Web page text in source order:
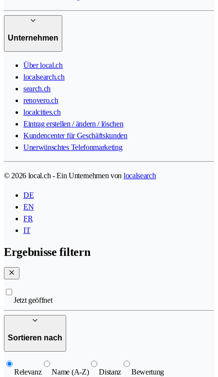
Unternehmen
Über local.ch
localsearch.ch
search.ch
renovero.ch
localcities.ch
Eintrag erstellen / ändern / löschen
Kundencenter für Geschäftskunden
Unerwünschtes Telefonmarketing
© 2026 local.ch - Ein Unternehmen von localsearch
DE
EN
FR
IT
Ergebnisse filtern
Jetzt geöffnet
Sortieren nach
Relevanz Name (A-Z) Distanz Bewertung